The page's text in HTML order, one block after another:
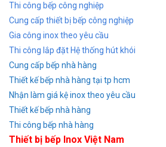
Thi công bếp công nghiệp
Cung cấp thiết bị bếp công nghiệp
Gia công inox theo yêu cầu
Thi công lắp đặt Hệ thống hút khói
Cung cấp bếp nhà hàng
Thiết kế bếp nhà hàng tại tp hcm
Nhận làm giá kệ inox theo yêu cầu
Thiết kế bếp nhà hàng
Thi công bếp nhà hàng
Thiết bị bếp Inox Việt Nam